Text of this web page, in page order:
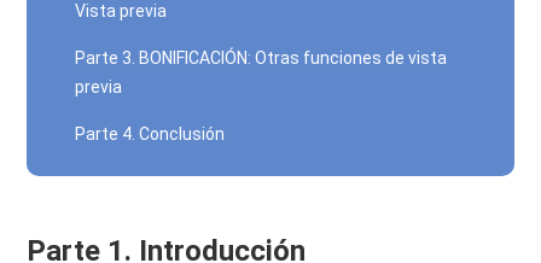
Vista previa
Parte 3. BONIFICACIÓN: Otras funciones de vista
previa
Parte 4. Conclusión
Parte 1. Introducción